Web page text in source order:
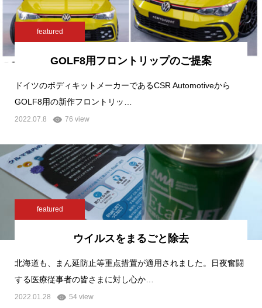
featured
GOLF8用フロントリップのご提案
ドイツのボディキットメーカーであるCSR Automotiveから
GOLF8用の新作フロントリッ…
2022.07.8 76 view
featured
ウイルスをまるごと除去
北海道も、まん延防止等重点措置が適用されました。日夜奮闘
する医療従事者の皆さまに対し心か…
2022.01.28 54 view